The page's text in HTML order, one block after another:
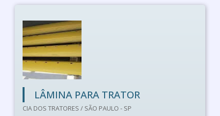
LÂMINA PARA TRATOR
CIA DOS TRATORES / SÃO PAULO - SP